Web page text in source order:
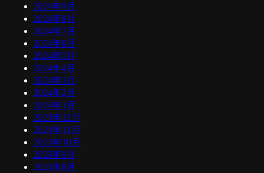
2024年9月
2024年8月
2024年7月
2024年6月
2024年5月
2024年4月
2024年3月
2024年2月
2024年1月
2023年12月
2023年11月
2023年10月
2023年9月
2023年8月